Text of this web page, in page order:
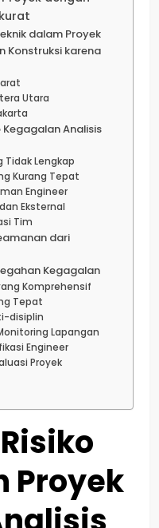
dalam Proyek
Konstruksi karena
Utara
Analisis
Tidak Lengkap
Kurang Tepat
Engineer
Eksternal
Tim
dari
Kegagalan
Komprehensif
Tepat
disiplin
Lapangan
Engineer
Proyek
Proyek